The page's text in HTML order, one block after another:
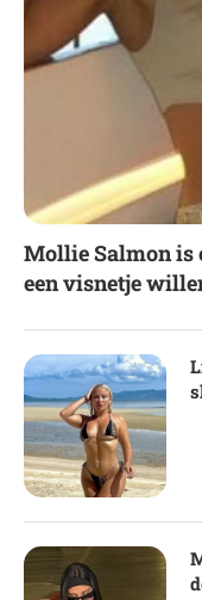
Mollie Salmon is
een visnetje